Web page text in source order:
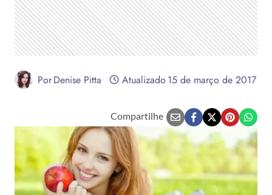
PorDenise Pitta Atualizado15 de março de 2017
Compartilhe